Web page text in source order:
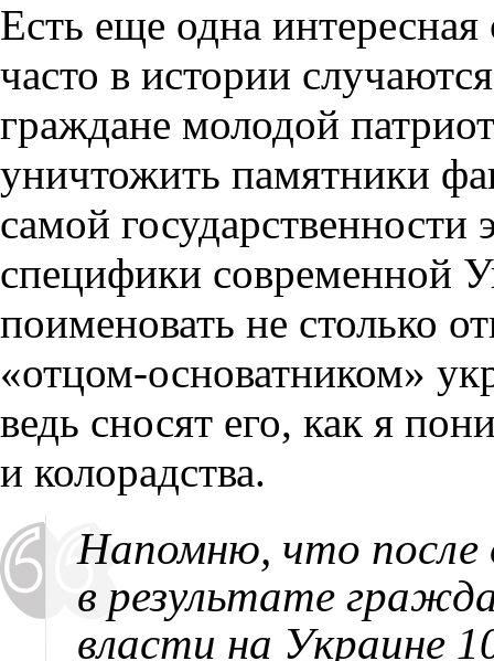
Есть еще одна
часто в истории
граждане молодой
уничтожить памятники
самой
специфики современной
поименовать не столько
«отцом-основатником»
ведь сносят его, как я
и колорадства.
Напомню, что после
в результате
власти на Украине